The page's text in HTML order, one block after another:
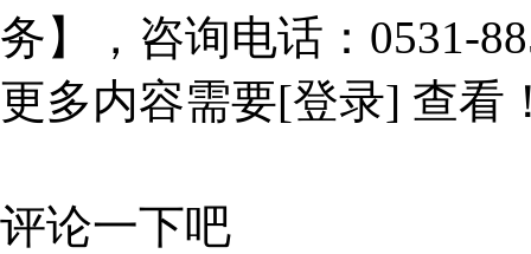
务】，咨询电话：0531-
更多内容需要[登录] 查看
评论一下吧